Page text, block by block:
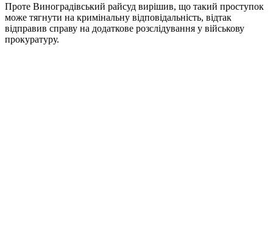
Проте Виноградівський райсуд вирішив, що такий проступок
може тягнути на кримінальну відповідальність, відтак
відправив справу на додаткове розслідування у військову
прокуратуру.